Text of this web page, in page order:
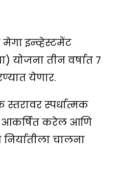
इन्व्हेस्टमेंट
योजना तीन वर्षात ७
येणार.
स्तरावर स्पर्धात्मक
करेल आणि
चालना